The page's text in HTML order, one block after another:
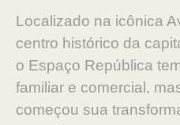
Localizado na icônica
centro histórico da
o Espaço República
familiar e comercial,
começou sua